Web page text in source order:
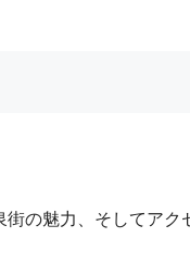
の魅力、そしてアク